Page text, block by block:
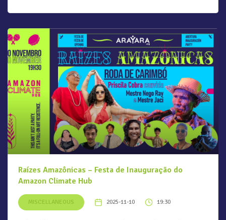
Raízes Amazônicas – Festa de Inauguração do
Amazon Climate Hub
MISCELLANEOUS 2025-11-10 19:30